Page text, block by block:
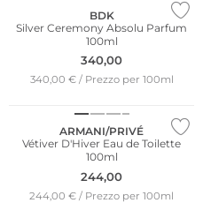
BDK
Silver Ceremony Absolu Parfum
100ml
340,00
340,00 € / Prezzo per 100ml
ARMANI/PRIVÉ
Vétiver D'Hiver Eau de Toilette
100ml
244,00
244,00 € / Prezzo per 100ml